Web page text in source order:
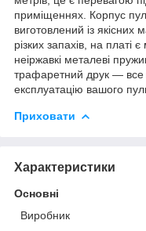
приміщеннях. Корпус
виготовлений із якісних
різких запахів, на
неіржавкі металеві
трафаретний друк — все
експлуатацію вашого
Приховати
Характеристики
Основні
Виробник